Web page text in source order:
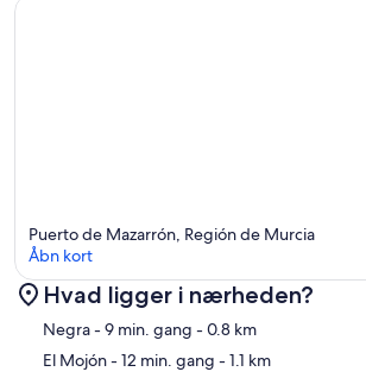
Puerto de Mazarrón, Región de Murcia
Åbn kort
Hvad ligger i nærheden?
Negra- 9 min. gang - 0.8 km
El Mojón- 12 min. gang - 1.1 km